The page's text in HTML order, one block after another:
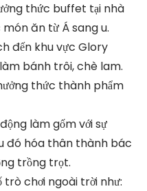
thức buffet tại nhà
ăn từ Á sang u.
đến khu vực Glory
bánh trôi, chè lam.
thức thành phẩm
làm gốm với sự
đó hóa thân thành bác
trồng trọt.
trò chơi ngoài trời như: